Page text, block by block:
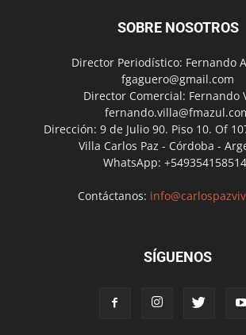
SOBRE NOSOTROS
Director Periodístico: Fernando
fgaguero@gmail.com
Director Comercial: Fernando
Dirección: 9 de Julio 90. Piso 10. Of
Villa Carlos Paz - Córdoba -
WhatsApp:
Contáctanos:
SÍGUENOS